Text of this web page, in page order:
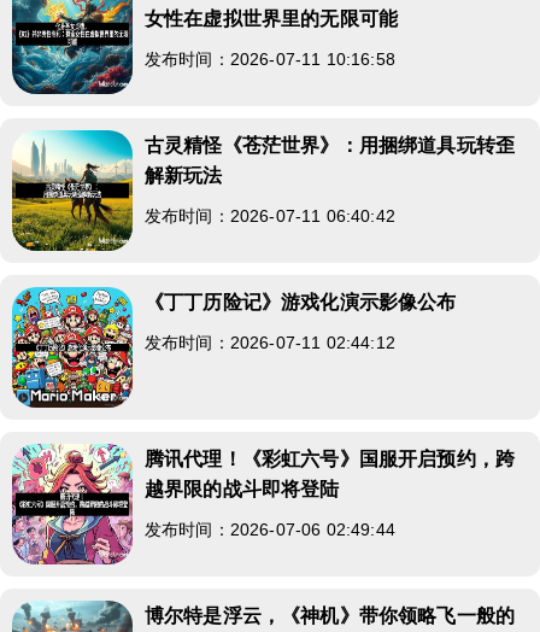
女性在虚拟世界里的无限可能
发布时间：2026-07-11 10:16:58
古灵精怪《苍茫世界》：用捆绑道具玩转歪
解新玩法
发布时间：2026-07-11 06:40:42
《丁丁历险记》游戏化演示影像公布
发布时间：2026-07-11 02:44:12
腾讯代理！《彩虹六号》国服开启预约，跨
越界限的战斗即将登陆
发布时间：2026-07-06 02:49:44
博尔特是浮云，《神机》带你领略飞一般的